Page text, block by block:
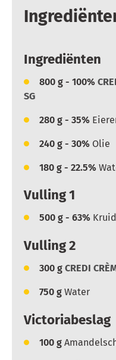
Ingrediënten
800 g - 100%
SG
280 g - 35%
240 g - 30% Olie
180 g - 22.5%
Vulling 1
500 g - 63%
Vulling 2
300 g CREDI
750 g Water
Victoriabeslag
100 g